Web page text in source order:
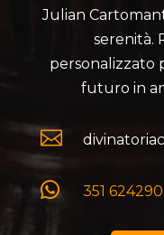
Julian
serenità.
personalizzato
futuro in

 351